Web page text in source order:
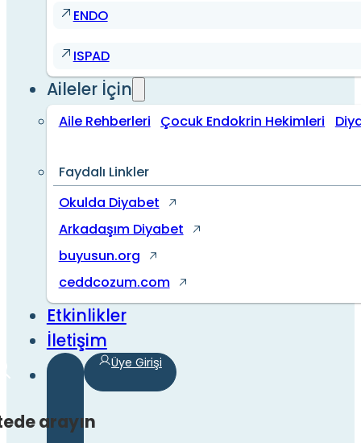
ENDO
ISPAD
Aileler İçin
Aile Rehberleri Çocuk Endokrin Hekimleri
Faydalı Linkler
Okulda Diyabet
Arkadaşım Diyabet
buyusun.org
ceddcozum.com
Etkinlikler
İletişim
arayın
Üye Girişi